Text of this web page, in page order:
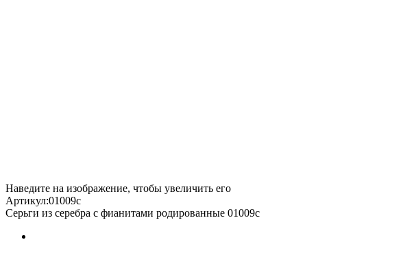
Наведите на изображение, чтобы увеличить его
Артикул:01009с
Серьги из серебра с фианитами родированные 01009с